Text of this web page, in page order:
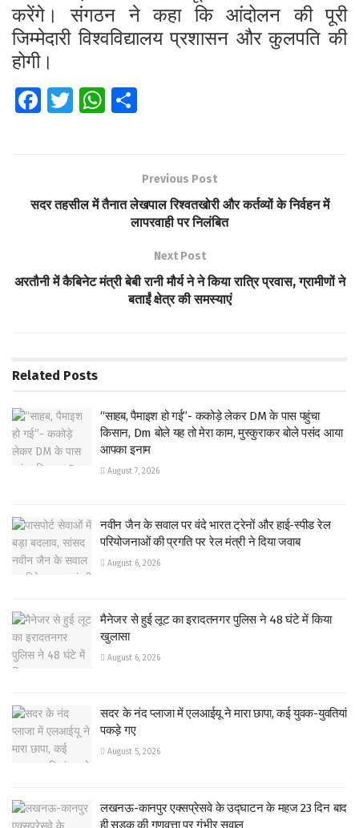
करेंगे। संगठन ने कहा कि आंदोलन की पूरी
जिम्मेदारी विश्वविद्यालय प्रशासन और कुलपति की
होगी।
Fa
o
T
W
A
e
Previous Post
सदर तहसील में तैनात लेखपाल रिश्वतखोरी और कर्तव्यों के निर्वहन में
लापरवाही पर निलंबित
Next Post
अरतौनी में कैबिनेट मंत्री बेबी रानी मौर्य ने ने किया रात्रि प्रवास, ग्रामीणों ने
बताईं क्षेत्र की समस्याएं
Related Posts
“साहब, पैमाइश हो गई”- ककोड़े लेकर DM के पास पहुंचा
किसान, Dm बोले यह तो मेरा काम, मुस्कुराकर बोले पसंद आया
आपका इनाम
August 7, 2026
नवीन जैन के सवाल पर वंदे भारत ट्रेनों और हाई-स्पीड रेल
परियोजनाओं की प्रगति पर रेल मंत्री ने दिया जवाब
August 6, 2026
मैनेजर से हुई लूट का इरादतनगर पुलिस ने 48 घंटे में किया
खुलासा
August 6, 2026
सदर के नंद प्लाजा में एलआईयू ने मारा छापा, कई युवक-युवतियां
पकड़े गए
August 5, 2026
लखनऊ-कानपुर एक्सप्रेसवे के उद्घाटन के महज 23 दिन बाद
ही सड़क की गुणवत्ता पर गंभीर सवाल